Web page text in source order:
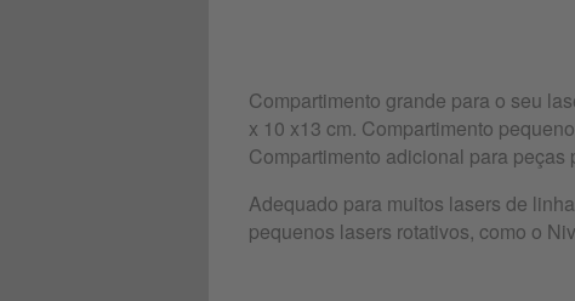
Compartimento grande para o seu
x 10 x13 cm. Compartimento
Compartimento adicional para peças
Adequado para muitos lasers de
pequenos lasers rotativos, como o